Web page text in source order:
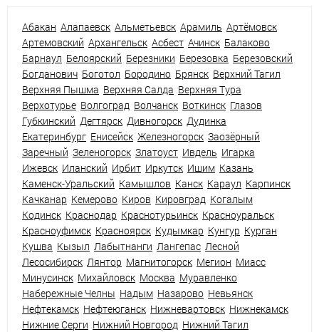
Абакан Алапаевск Альметьевск Арамиль Артёмовск
Артемовский Архангельск Асбест Ачинск Балаково
Барнаул Белоярский Березники Березовка Березовский
Богданович Боготол Бородино Брянск Верхний Тагил
Верхняя Пышма Верхняя Салда Верхняя Тура
Верхотурье Волгоград Волчанск Воткинск Глазов
Губкинский Дегтярск Дивногорск Дудинка
Екатеринбург Енисейск Железногорск Заозёрный
Заречный Зеленогорск Златоуст Ивдель Игарка
Ижевск Иланский Ирбит Иркутск Ишим Казань
Каменск-Уральский Камышлов Канск Караул Карпинск
Качканар Кемерово Киров Кировград Когалым
Кодинск Краснодар Краснотурьинск Красноуральск
Красноуфимск Красноярск Кудымкар Кунгур Курган
Кушва Кызыл Лабытнанги Лангепас Лесной
Лесосибирск Лянтор Магнитогорск Мегион Миасс
Минусинск Михайловск Москва Муравленко
Набережные Челны Надым Назарово Невьянск
Нефтекамск Нефтеюганск Нижневартовск Нижнекамск
Нижние Серги Нижний Новгород Нижний Тагил